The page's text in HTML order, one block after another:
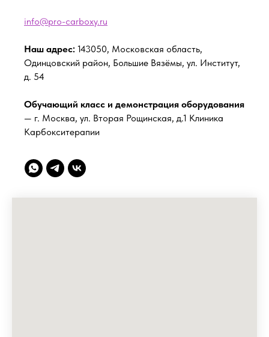
info@pro-carboxy.ru
Наш адрес: 143050, Московская область,
Одинцовский район, Большие Вязёмы, ул. Институт,
д. 54
Обучающий класс и демонстрация оборудования
— г. Москва, ул. Вторая Рощинская, д.1 Клиника
Карбокситерапии